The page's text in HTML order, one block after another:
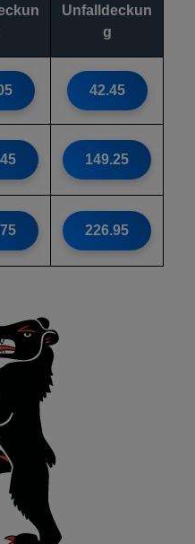
Unfalldeckun
g
42.45
149.25
226.95